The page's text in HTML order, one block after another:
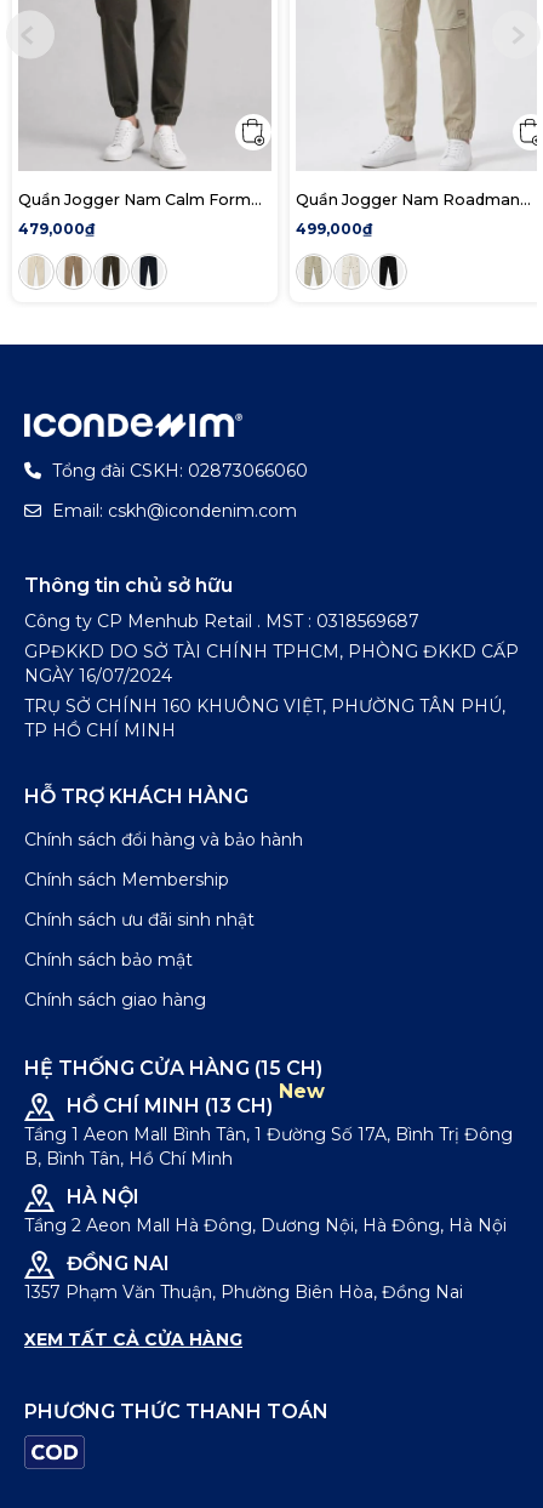
Quần Jogger Nam Calm Form
Regular
479,000₫
Quần Jogger Nam Roadman
Form Regular
499,000₫
Tổng đài CSKH: 02873066060
Email: cskh@icondenim.com
Thông tin chủ sở hữu
Công ty CP Menhub Retail . MST : 0318569687
GPĐKKD DO SỞ TÀI CHÍNH TPHCM, PHÒNG ĐKKD CẤP
NGÀY 16/07/2024
TRỤ SỞ CHÍNH 160 KHUÔNG VIỆT, PHƯỜNG TÂN PHÚ,
TP HỒ CHÍ MINH
HỖ TRỢ KHÁCH HÀNG
Chính sách đổi hàng và bảo hành
Chính sách Membership
Chính sách ưu đãi sinh nhật
Chính sách bảo mật
Chính sách giao hàng
HỆ THỐNG CỬA HÀNG (15 CH)
HỒ CHÍ MINH (13 CH)
New
Tầng 1 Aeon Mall Bình Tân, 1 Đường Số 17A, Bình Trị Đông
B, Bình Tân, Hồ Chí Minh
HÀ NỘI
Tầng 2 Aeon Mall Hà Đông, Dương Nội, Hà Đông, Hà Nội
ĐỒNG NAI
1357 Phạm Văn Thuận, Phường Biên Hòa, Đồng Nai
XEM TẤT CẢ CỬA HÀNG
PHƯƠNG THỨC THANH TOÁN